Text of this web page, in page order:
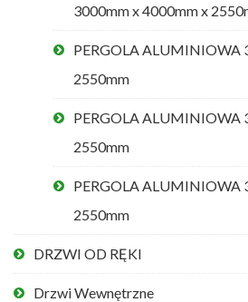
3000mm x 4000mm x
PERGOLA ALUMINIOWA
2550mm
PERGOLA ALUMINIOWA
2550mm
PERGOLA ALUMINIOWA
2550mm
DRZWI OD RĘKI
Drzwi Wewnętrzne